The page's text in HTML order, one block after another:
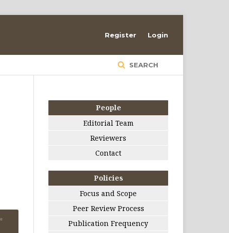
SEARCH
Register Login
People
Editorial Team
Reviewers
Contact
Policies
Focus and Scope
Peer Review Process
Publication Frequency